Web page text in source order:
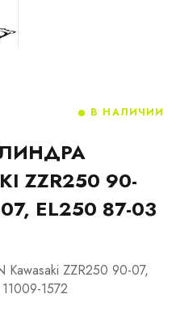
ZZR250 90-
EL250 87-03
ZZR250 90-07,
1572
В НАЛИЧИИ